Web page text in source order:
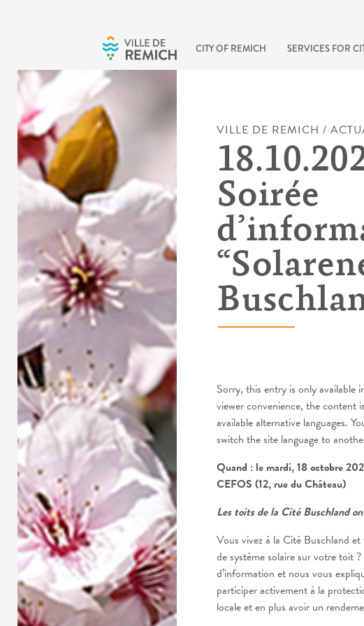
CITY OF REMICH SERVICES FOR
VILLE DE REMICH /
Soirée
Sorry, this entry is only available
viewer convenience, the content
available alternative languages.
switch the site language to
Quand : le mardi, 18 octobre
CEFOS (12, rue du Château)
Les toits de la Cité Buschland
Vous vivez à la Cité Buschland et
de système solaire sur votre toit
d’information et nous vous
participer activement à la
locale et en plus avoir un